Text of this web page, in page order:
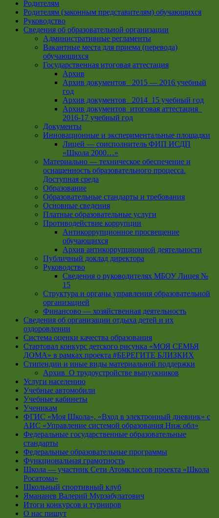
Родителям
Родителям (законным представителям) обучающихся
Руководство
Сведения об образовательной организации
Административные регламенты
Вакантные места для приема (перевода)
обучающихся
Государственная итоговая аттестация
Архив
Архив документов _2015 — 2016 учебный
год
Архив документов_ 2014_15 учебный год
Архив документов_итоговая аттестация_
2016-17 учебный год
Документы
Инновационные и экспериментальные площадки
Лицей — соисполнитель ФИП ИСДП
«Школа 2000…»
Материально — техническое обеспечение и
оснащенность образовательного процесса.
Доступная среда
Образование
Образовательные стандарты и требования
Основные сведения
Платные образовательные услуги
Противодействие коррупции
Антикоррупционное просвещение
обучающихся
Архив антикоррупционной деятельности
Публичный доклад директора
Руководство
Cведения о руководителях МБОУ Лицея №
15
Структура и органы управления образовательной
организацией
Финансово — хозяйственная деятельность
Сведения об организации отдыха детей и их
оздоровлении
Система оценки качества образования
Стартовал конкурс детского рисунка «МОЯ СЕМЬЯ
ДОМА» в рамках проекта #БЕРЕГИТЕ БЛИЗКИХ
Стипендии и иные виды материальной поддержки
Архив_О трудоустройстве выпускников
Услуги населению
Учебные автомобили
Учебные кабинеты
Ученикам
ФГИС «Моя Школа», «Вход в электронный дневник» с
АИС «Управление системой образования Ниж обл»
Федеральные государственные образовательные
стандарты
Федеральные образовательные программы
Функциональная грамотность
Школа — участник Сети Атомклассов проекта «Школа
Росатома»
Школьный спортивный клуб
Ямананев Валерий Мурзабулатович
Итоги конкурсов и турниров
О нас пишут